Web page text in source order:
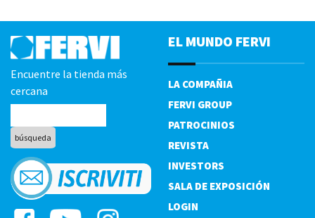
Encuentre la tienda más
cercana
EL MUNDO FERVI
LA COMPAÑIA
FERVI GROUP
PATROCINIOS
REVISTA
INVESTORS
SALA DE EXPOSICIÓN
LOGIN